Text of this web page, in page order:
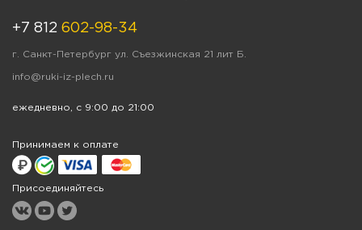
+7 812 602-98-34
г. Санкт-Петербург ул. Съезжинская 21 лит Б.
info@ruki-iz-plech.ru
ежедневно, с 9:00 до 21:00
Принимаем к оплате
Присоединяйтесь